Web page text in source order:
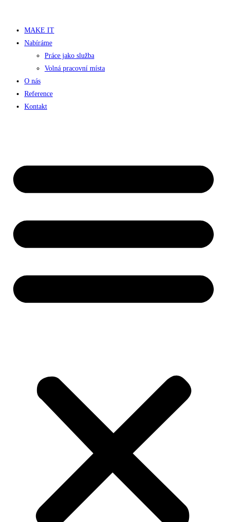
MAKE IT
Nabíráme
Práce jako služba
Volná pracovní místa
O nás
Reference
Kontakt